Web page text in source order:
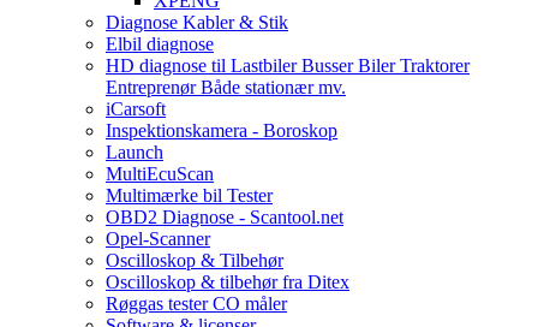
Diagnose Kabler & Stik
Elbil diagnose
HD diagnose til Lastbiler Busser Biler Traktorer
Entreprenør Både stationær mv.
iCarsoft
Inspektionskamera - Boroskop
Launch
MultiEcuScan
Multimærke bil Tester
OBD2 Diagnose - Scantool.net
Opel-Scanner
Oscilloskop & Tilbehør
Oscilloskop & tilbehør fra Ditex
Røggas tester CO måler